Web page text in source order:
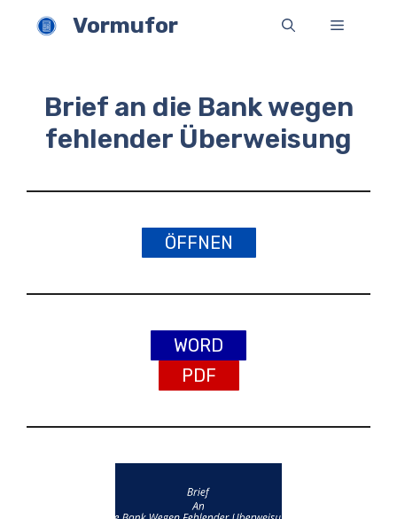
Inhalt
Vormufor Menü
Brief an die Bank wegen
fehlender Überweisung
ÖFFNEN
WORD
PDF